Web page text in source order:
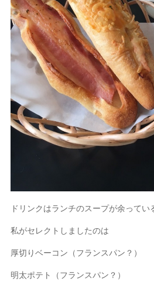
ドリンクはランチのスープが余ってい
私がセレクトしましたのは
厚切りベーコン（フランスパン？）
明太ポテト（フランスパン？）